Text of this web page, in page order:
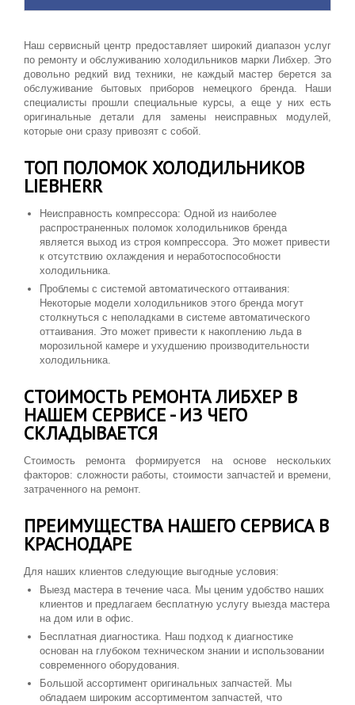
Наш сервисный центр предоставляет широкий диапазон услуг
по ремонту и обслуживанию холодильников марки Либхер. Это
довольно редкий вид техники, не каждый мастер берется за
обслуживание бытовых приборов немецкого бренда. Наши
специалисты прошли специальные курсы, а еще у них есть
оригинальные детали для замены неисправных модулей,
которые они сразу привозят с собой.
ТОП ПОЛОМОК ХОЛОДИЛЬНИКОВ
LIEBHERR
Неисправность компрессора: Одной из наиболее
распространенных поломок холодильников бренда
является выход из строя компрессора. Это может привести
к отсутствию охлаждения и неработоспособности
холодильника.
Проблемы с системой автоматического оттаивания:
Некоторые модели холодильников этого бренда могут
столкнуться с неполадками в системе автоматического
оттаивания. Это может привести к накоплению льда в
морозильной камере и ухудшению производительности
холодильника.
СТОИМОСТЬ РЕМОНТА ЛИБХЕР В
НАШЕМ СЕРВИСЕ - ИЗ ЧЕГО
СКЛАДЫВАЕТСЯ
Стоимость ремонта формируется на основе нескольких
факторов: сложности работы, стоимости запчастей и времени,
затраченного на ремонт.
ПРЕИМУЩЕСТВА НАШЕГО СЕРВИСА В
КРАСНОДАРЕ
Для наших клиентов следующие выгодные условия:
Выезд мастера в течение часа. Мы ценим удобство наших
клиентов и предлагаем бесплатную услугу выезда мастера
на дом или в офис.
Бесплатная диагностика. Наш подход к диагностике
основан на глубоком техническом знании и использовании
современного оборудования.
Большой ассортимент оригинальных запчастей. Мы
обладаем широким ассортиментом запчастей, что